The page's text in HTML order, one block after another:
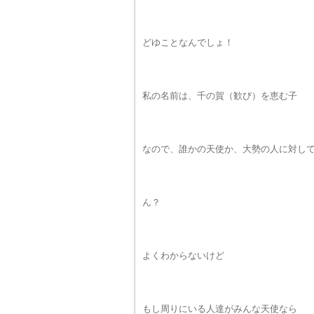
どゆことなんでしょ！
私の名前は、千の賀（歓び）を恵む子
なので、誰かの天使か、大勢の人に対し
ん？
よくわからないけど
もし周りにいる人達がみんな天使なら